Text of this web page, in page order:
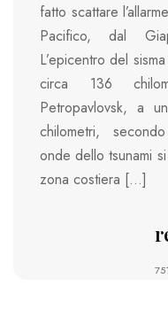
fatto scattare
Pacifico, dal
L’epicentro del
circa 136
Petropavlovsk, a
chilometri,
onde dello tsunami
zona costiera […]